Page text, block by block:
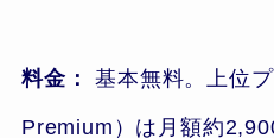
料金： 基本無料。上位
Premium）は月額約